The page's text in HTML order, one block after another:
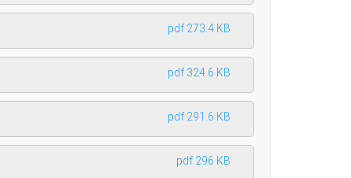
pdf 273.4 KB
pdf 324.6 KB
pdf 291.6 KB
pdf 296 KB